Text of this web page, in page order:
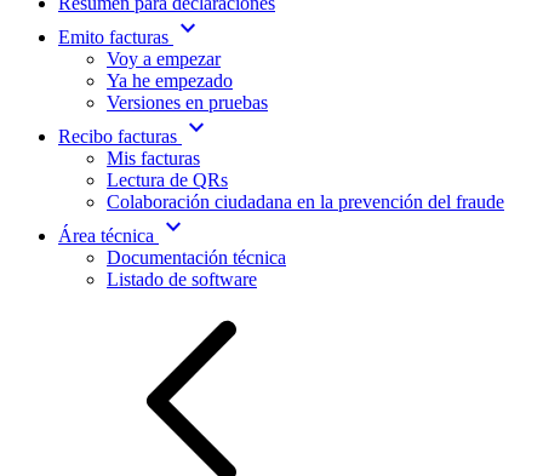
Emito facturas expand_more
Voy a empezar
Ya he empezado
Versiones en pruebas
Recibo facturas expand_more
Mis facturas
Lectura de QRs
Colaboración ciudadana en la prevención del fraude
Área técnica
expand_more
Documentación técnica
Listado de software